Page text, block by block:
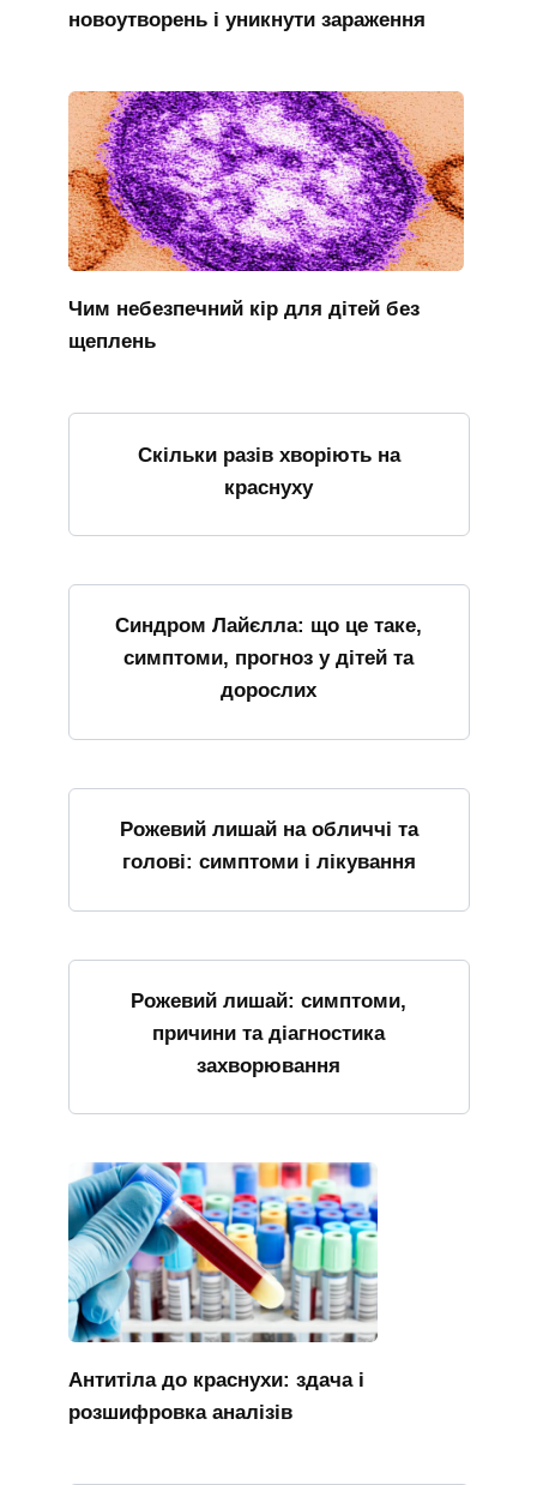
новоутворень і уникнути зараження
Чим небезпечний кір для дітей без
щеплень
Скільки разів хворіють на
краснуху
Синдром Лайєлла: що це таке,
симптоми, прогноз у дітей та
дорослих
Рожевий лишай на обличчі та
голові: симптоми і лікування
Рожевий лишай: симптоми,
причини та діагностика
захворювання
Антитіла до краснухи: здача і
розшифровка аналізів